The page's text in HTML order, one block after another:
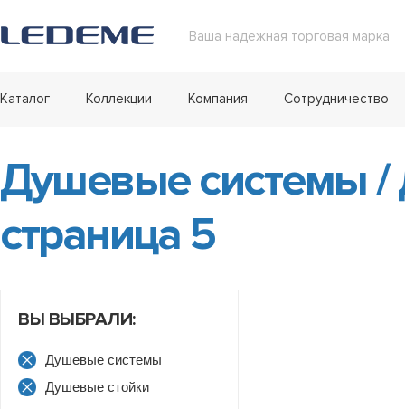
Ваша надежная торговая марка
Каталог Коллекции Компания Сотрудничество
Душевые системы/
страница 5
ВЫ ВЫБРАЛИ:
Душевые системы
Душевые стойки